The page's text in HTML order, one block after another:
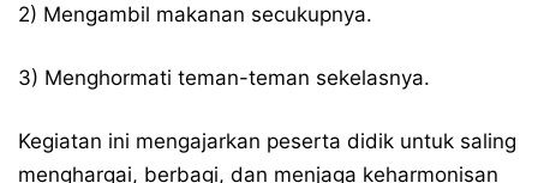
2) Mengambil makanan secukupnya.
3) Menghormati teman-teman sekelasnya.
Kegiatan ini mengajarkan peserta didik untuk saling
menghargai, berbagi, dan menjaga keharmonisan